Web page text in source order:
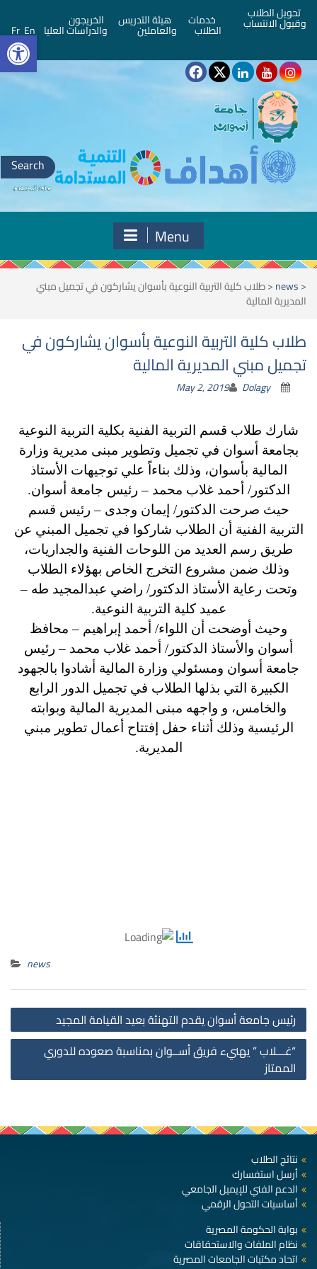
تحويل الطلاب
وقبول الانتساب خدمات
الطلاب
هيئة التدريس
والعاملين
الخريجون
والدراسات العليا En
Fr
Search
for:
Menu
<
news
<طلاب كلية التربية النوعية بأسوان يشاركون في تجميل مبني
المديرية المالية
طلاب كلية التربية النوعية بأسوان يشاركون في
تجميل مبني المديرية المالية
May 2, 2019 Dolagy
شارك طلاب قسم التربية الفنية بكلية التربية النوعية
بجامعة أسوان في تجميل وتطوير مبنى مديرية وزارة
المالية بأسوان، وذلك بناءاً علي توجيهات الأستاذ
الدكتور/ أحمد غلاب محمد – رئيس جامعة أسوان.
حيث صرحت الدكتور/ إيمان وجدى – رئيس قسم
التربية الفنية أن الطلاب شاركوا في تجميل المبني عن
طريق رسم العديد من اللوحات الفنية والجداريات،
وذلك ضمن مشروع التخرج الخاص بهؤلاء الطلاب
وتحت رعاية الأستاذ الدكتور/ راضي عبدالمجيد طه –
عميد كلية التربية النوعية.
وحيث أوضحت أن اللواء/ أحمد إبراهيم – محافظ
أسوان والأستاذ الدكتور/ أحمد غلاب محمد – رئيس
جامعة أسوان ومسئولي وزارة المالية أشادوا بالجهود
الكبيرة التي بذلها الطلاب في تجميل الدور الرابع
والخامس، و واجهه مبنى المديرية المالية وبوابته
الرئيسية وذلك أثناء حفل إفتتاح أعمال تطوير مبني
المديرية.
news
رئيس جامعة أسوان يقدم التهنئة بعيد القيامة المجيد
“غـــلاب ” يهنيء فريق أســوان بمناسبة صعوده للدوري
الممتاز
نتائج الطلاب
أرسل استفسارك
الدعم الفني للإيميل الجامعي
أساسيات التحول الرقمي
بوابة الحكومة المصرية
نظام الملفات والاستحقاقات
اتحاد مكتبات الجامعات المصرية